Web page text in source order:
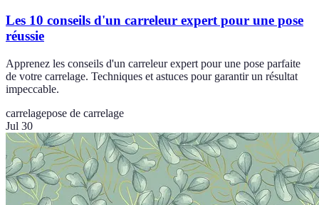
Les 10 conseils d'un carreleur expert pour une pose
réussie
Apprenez les conseils d'un carreleur expert pour une pose parfaite
de votre carrelage. Techniques et astuces pour garantir un résultat
impeccable.
carrelagepose de carrelage
Jul 30